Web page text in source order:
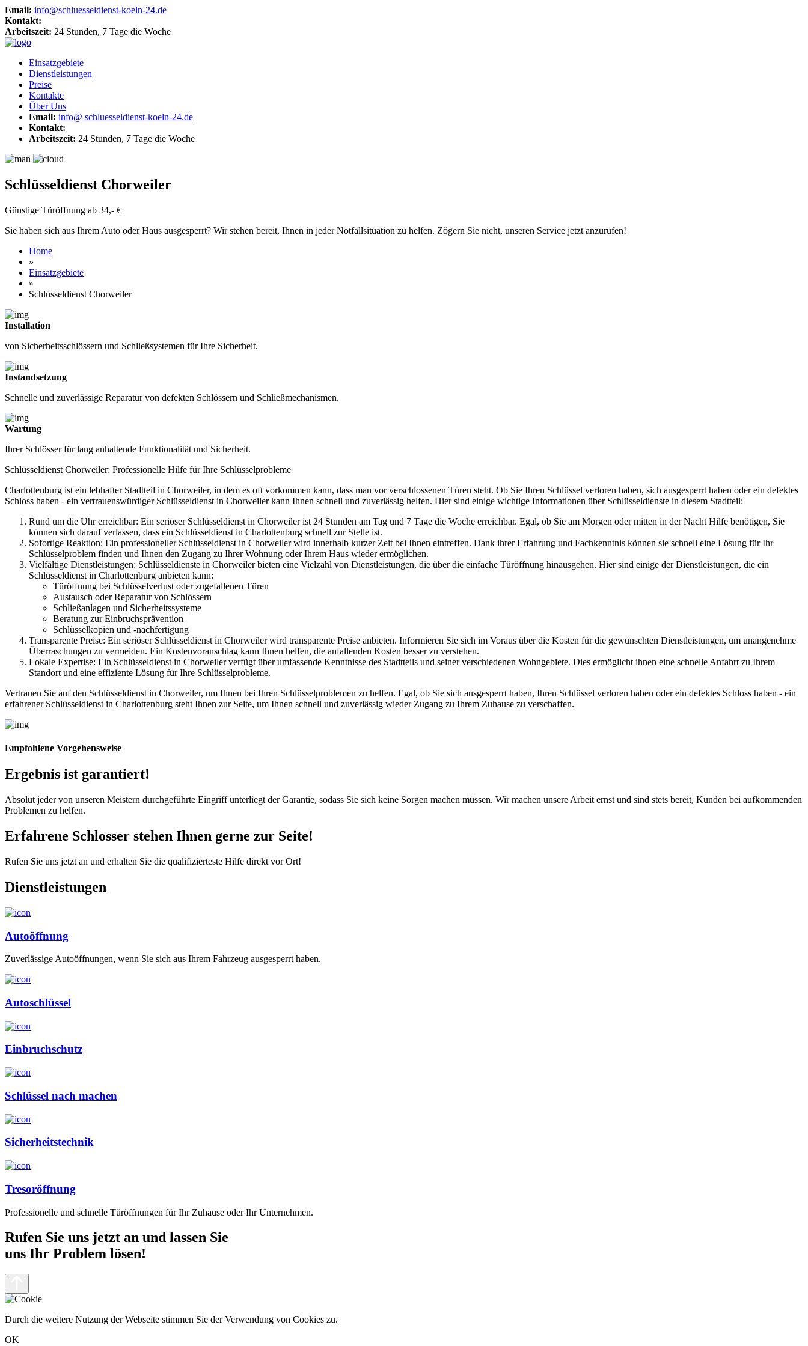
Email: info@schluesseldienst-koeln-24.de
Kontakt:
Arbeitszeit: 24 Stunden, 7 Tage die Woche
Einsatzgebiete
Dienstleistungen
Preise
Kontakte
Über Uns
Email: info@ schluesseldienst-koeln-24.de
Kontakt:
Arbeitszeit: 24 Stunden, 7 Tage die Woche
Schlüsseldienst Chorweiler
Günstige Türöffnung ab 34,- €
Sie haben sich aus Ihrem Auto oder Haus ausgesperrt? Wir stehen bereit, Ihnen in jeder Notfallsituation zu helfen. Zögern Sie nicht, unseren Service jetzt anzurufen!
Home
»
Einsatzgebiete
»
Schlüsseldienst Chorweiler
Installation
von Sicherheitsschlössern und Schließsystemen für Ihre Sicherheit.
Instandsetzung
Schnelle und zuverlässige Reparatur von defekten Schlössern und Schließmechanismen.
Wartung
Ihrer Schlösser für lang anhaltende Funktionalität und Sicherheit.
Schlüsseldienst Chorweiler: Professionelle Hilfe für Ihre Schlüsselprobleme
Charlottenburg ist ein lebhafter Stadtteil in Chorweiler, in dem es oft vorkommen kann, dass man vor verschlossenen Türen steht. Ob Sie Ihren Schlüssel verloren haben, sich ausgesperrt haben oder ein defektes
Schloss haben - ein vertrauenswürdiger Schlüsseldienst in Chorweiler kann Ihnen schnell und zuverlässig helfen. Hier sind einige wichtige Informationen über Schlüsseldienste in diesem Stadtteil:
Rund um die Uhr erreichbar: Ein seriöser Schlüsseldienst in Chorweiler ist 24 Stunden am Tag und 7 Tage die Woche erreichbar. Egal, ob Sie am Morgen oder mitten in der Nacht Hilfe benötigen, Sie
können sich darauf verlassen, dass ein Schlüsseldienst in Charlottenburg schnell zur Stelle ist.
Sofortige Reaktion: Ein professioneller Schlüsseldienst in Chorweiler wird innerhalb kurzer Zeit bei Ihnen eintreffen. Dank ihrer Erfahrung und Fachkenntnis können sie schnell eine Lösung für Ihr
Schlüsselproblem finden und Ihnen den Zugang zu Ihrer Wohnung oder Ihrem Haus wieder ermöglichen.
Vielfältige Dienstleistungen: Schlüsseldienste in Chorweiler bieten eine Vielzahl von Dienstleistungen, die über die einfache Türöffnung hinausgehen. Hier sind einige der Dienstleistungen, die ein
Schlüsseldienst in Charlottenburg anbieten kann:
Türöffnung bei Schlüsselverlust oder zugefallenen Türen
Austausch oder Reparatur von Schlössern
Schließanlagen und Sicherheitssysteme
Beratung zur Einbruchsprävention
Schlüsselkopien und -nachfertigung
Transparente Preise: Ein seriöser Schlüsseldienst in Chorweiler wird transparente Preise anbieten. Informieren Sie sich im Voraus über die Kosten für die gewünschten Dienstleistungen, um unangenehme
Überraschungen zu vermeiden. Ein Kostenvoranschlag kann Ihnen helfen, die anfallenden Kosten besser zu verstehen.
Lokale Expertise: Ein Schlüsseldienst in Chorweiler verfügt über umfassende Kenntnisse des Stadtteils und seiner verschiedenen Wohngebiete. Dies ermöglicht ihnen eine schnelle Anfahrt zu Ihrem
Standort und eine effiziente Lösung für Ihre Schlüsselprobleme.
Vertrauen Sie auf den Schlüsseldienst in Chorweiler, um Ihnen bei Ihren Schlüsselproblemen zu helfen. Egal, ob Sie sich ausgesperrt haben, Ihren Schlüssel verloren haben oder ein defektes Schloss haben - ein
erfahrener Schlüsseldienst in Charlottenburg steht Ihnen zur Seite, um Ihnen schnell und zuverlässig wieder Zugang zu Ihrem Zuhause zu verschaffen.
Empfohlene Vorgehensweise
Ergebnis ist garantiert!
Absolut jeder von unseren Meistern durchgeführte Eingriff unterliegt der Garantie, sodass Sie sich keine Sorgen machen müssen. Wir machen unsere Arbeit ernst und sind stets bereit, Kunden bei aufkommenden
Problemen zu helfen.
Erfahrene Schlosser stehen Ihnen gerne zur Seite!
Rufen Sie uns jetzt an und erhalten Sie die qualifizierteste Hilfe direkt vor Ort!
Dienstleistungen
Autoöffnung
Zuverlässige Autoöffnungen, wenn Sie sich aus Ihrem Fahrzeug ausgesperrt haben.
Autoschlüssel
Einbruchschutz
Schlüssel nach machen
Sicherheitstechnik
Tresoröffnung
Professionelle und schnelle Türöffnungen für Ihr Zuhause oder Ihr Unternehmen.
Rufen Sie uns jetzt an und lassen Sie
uns Ihr Problem lösen!
Durch die weitere Nutzung der Webseite stimmen Sie der Verwendung von Cookies zu.
OK